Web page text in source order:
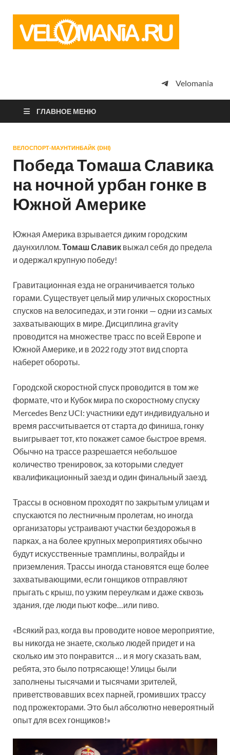
просто
Velomania
ГЛАВНОЕ МЕНЮ
ВЕЛОСПОРТ-МАУНТИНБАЙК (DHI)
Победа Томаша Славика
на ночной урбан гонке в
Южной Америке
Южная Америка взрывается диким городским
даунхиллом.Томаш Славик выжал себя до предела
и одержал крупную победу!
Гравитационная езда не ограничивается только
горами. Существует целый мир уличных скоростных
спусков на велосипедах, и эти гонки — одни из самых
захватывающих в мире. Дисциплина gravity
проводится на множестве трасс по всей Европе и
Южной Америке, и в 2022 году этот вид спорта
наберет обороты.
Городской скоростной спуск проводится в том же
формате, что и Кубок мира по скоростному спуску
Mercedes Benz UCI: участники едут индивидуально и
время рассчитывается от старта до финиша, гонку
выигрывает тот, кто покажет самое быстрое время.
Обычно на трассе разрешается небольшое
количество тренировок, за которыми следует
квалификационный заезд и один финальный заезд.
Трассы в основном проходят по закрытым улицам и
спускаются по лестничным пролетам, но иногда
организаторы устраивают участки бездорожья в
парках, а на более крупных мероприятиях обычно
будут искусственные трамплины, волрайды и
приземления. Трассы иногда становятся еще более
захватывающими, если гонщиков отправляют
прыгать с крыш, по узким переулкам и даже сквозь
здания, где люди пьют кофе…или пиво.
«Всякий раз, когда вы проводите новое мероприятие,
вы никогда не знаете, сколько людей придет и на
сколько им это понравится … и я могу сказать вам,
ребята, это было потрясающе! Улицы были
заполнены тысячами и тысячами зрителей,
приветствовавших всех парней, громивших трассу
под прожекторами. Это был абсолютно невероятный
опыт для всех гонщиков!»